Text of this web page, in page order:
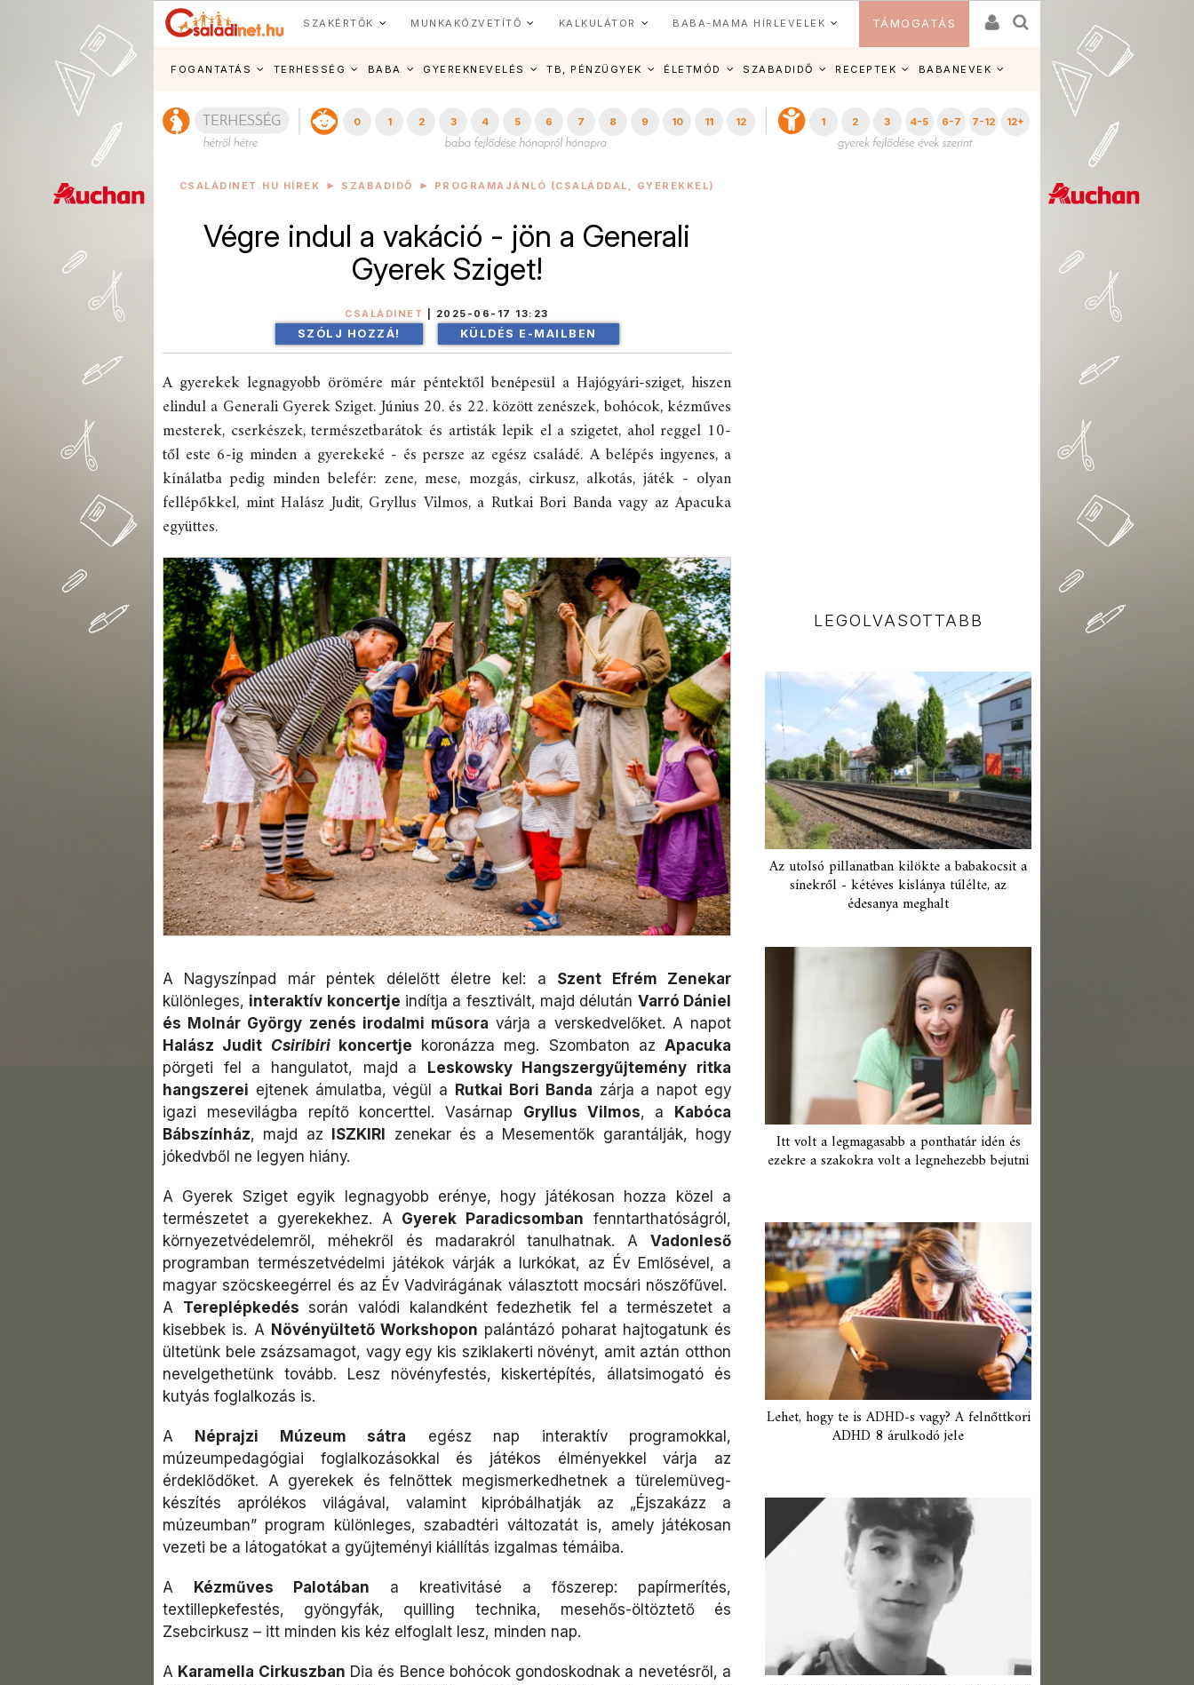
SZAKÉRTŐK MUNKAKÖZVETÍTŐ KALKULÁTOR BABA-MAMA HÍRLEVELEK TÁMOGATÁS
FOGANTATÁS TERHESSÉG BABA GYEREKNEVELÉS TB, PÉNZÜGYEK ÉLETMÓD SZABADIDŐ RECEPTEK BABANEVEK
0 1 2 3 4 5 6 7 8 9 10 11 12 1 2 3 4-5 6-7 7-12 12+
CSALÁDINET.HU HÍREK SZABADIDŐ PROGRAMAJÁNLÓ (CSALÁDDAL, GYEREKKEL)
Végre indul a vakáció - jön a Generali
Gyerek Sziget!
CSALÁDINET 2025-06-17 13:23
SZÓLJ HOZZÁ! KÜLDÉS E-MAILBEN
A gyerekek legnagyobb örömére már péntektől benépesül a Hajógyári-sziget, hiszen
elindul a Generali Gyerek Sziget. Június 20. és 22. között zenészek, bohócok, kézműves
mesterek, cserkészek, természetbarátok és artisták lepik el a szigetet, ahol reggel 10-
től este 6-ig minden a gyerekeké - és persze az egész családé. A belépés ingyenes, a
kínálatba pedig minden belefér: zene, mese, mozgás, cirkusz, alkotás, játék - olyan
fellépőkkel, mint Halász Judit, Gryllus Vilmos, a Rutkai Bori Banda vagy az Apacuka
együttes.
A Nagyszínpad már péntek délelőtt életre kel: a Szent Efrém Zenekar
különleges, interaktív koncertje indítja a fesztivált, majd délután Varró Dániel
és Molnár György zenés irodalmi műsora várja a verskedvelőket. A napot
Halász Judit Csiribirikoncertje koronázza meg. Szombaton az Apacuka
pörgeti fel a hangulatot, majd a Leskowsky Hangszergyűjtemény ritka
hangszerei ejtenek ámulatba, végül a Rutkai Bori Banda zárja a napot egy
igazi mesevilágba repítő koncerttel. Vasárnap Gryllus Vilmos, a Kabóca
Bábszínház, majd az ISZKIRI zenekar és a Mesementők garantálják, hogy
jókedvből ne legyen hiány.
A Gyerek Sziget egyik legnagyobb erénye, hogy játékosan hozza közel a
természetet a gyerekekhez. A Gyerek Paradicsomban fenntarthatóságról,
környezetvédelemről, méhekről és madarakról tanulhatnak. A Vadonleső
programban természetvédelmi játékok várják a lurkókat, az Év Emlősével, a
magyar szöcskeegérrel és az Év Vadvirágának választott mocsári nőszőfűvel.
A Tereplépkedés során valódi kalandként fedezhetik fel a természetet a
kisebbek is. A Növényültető Workshopon palántázó poharat hajtogatunk és
ültetünk bele zsázsamagot, vagy egy kis sziklakerti növényt, amit aztán otthon
nevelgethetünk tovább. Lesz növényfestés, kiskertépítés, állatsimogató és
kutyás foglalkozás is.
A Néprajzi Múzeum sátra egész nap interaktív programokkal,
múzeumpedagógiai foglalkozásokkal és játékos élményekkel várja az
érdeklődőket. A gyerekek és felnőttek megismerkedhetnek a türelemüveg-
készítés aprólékos világával, valamint kipróbálhatják az „Éjszakázz a
múzeumban” program különleges, szabadtéri változatát is, amely játékosan
vezeti be a látogatókat a gyűjteményi kiállítás izgalmas témáiba.
A Kézműves Palotában a kreativitásé a főszerep: papírmerítés,
textillepkefestés, gyöngyfák, quilling technika, mesehős-öltöztető és
Zsebcirkusz – itt minden kis kéz elfoglalt lesz, minden nap.
A Karamella Cirkuszban Dia és Bence bohócok gondoskodnak a nevetésről, a
LEGOLVASOTTABB
Az utolsó pillanatban kilökte a babakocsit a
sínekről - kétéves kislánya túlélte, az
édesanya meghalt
Itt volt a legmagasabb a ponthatár idén és
ezekre a szakokra volt a legnehezebb bejutni
Lehet, hogy te is ADHD-s vagy? A felnőttkori
ADHD 8 árulkodó jele